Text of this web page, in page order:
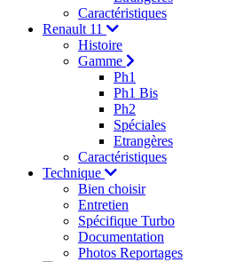
Caractéristiques
Renault 11
Histoire
Gamme
Ph1
Ph1 Bis
Ph2
Spéciales
Etrangères
Caractéristiques
Technique
Bien choisir
Entretien
Spécifique Turbo
Documentation
Photos Reportages